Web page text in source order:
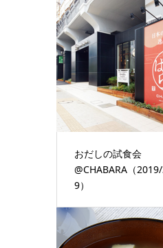
おだしの試食会
@CHABARA（
9）